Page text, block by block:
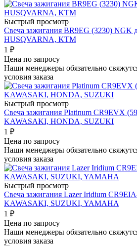
Быстрый просмотр
Свеча зажигания BR9EG (3230) NGK
HUSQVARNA, KTM
1 ₽
Цена по запросу
Наши менеджеры обязательно
условия заказа
Быстрый просмотр
Свеча зажигания Platinum CR9EVX
KAWASAKI, HONDA, SUZUKI
1 ₽
Цена по запросу
Наши менеджеры обязательно
условия заказа
Быстрый просмотр
Свеча зажигания Lazer Iridium
KAWASAKI, SUZUKI, YAMAHA
1 ₽
Цена по запросу
Наши менеджеры обязательно
условия заказа